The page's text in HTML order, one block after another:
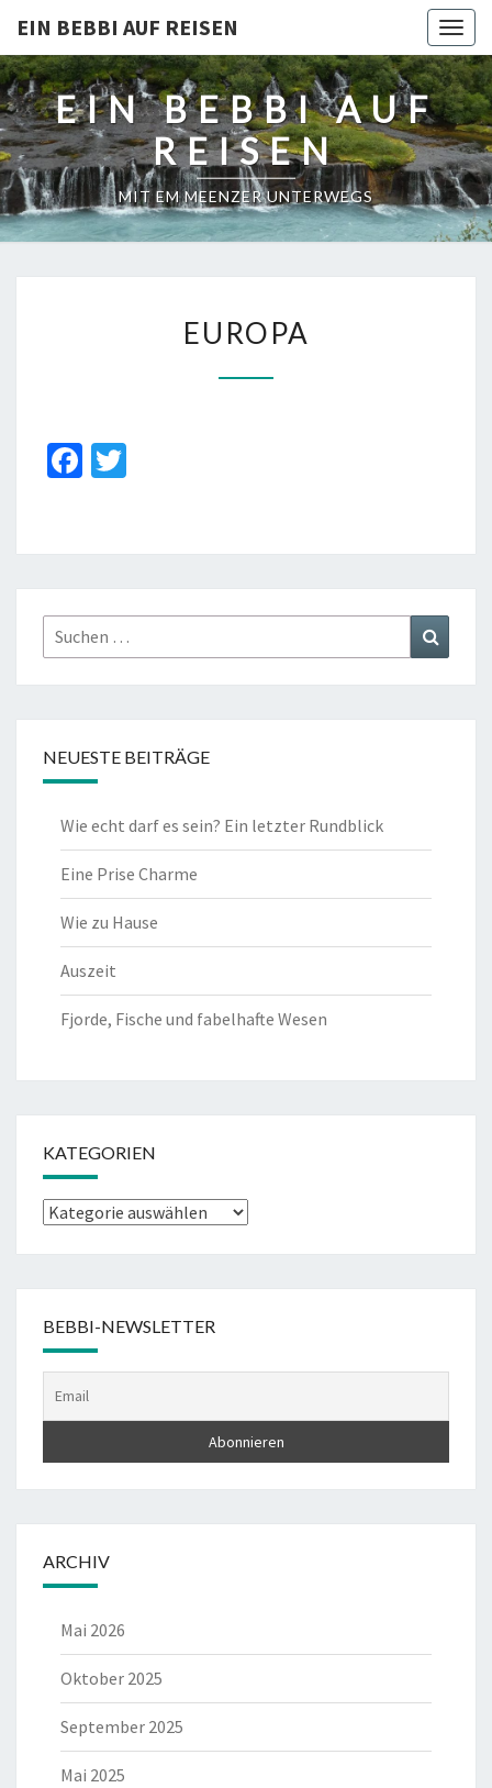
EIN BEBBI AUF REISEN
EIN BEBBI AUF
REISEN
MIT EM MEENZER UNTERWEGS
EUROPA
Fa
o
o
k
er
Suchen
nach:
NEUESTE BEITRÄGE
Wie echt darf es sein? Ein letzter Rundblick
Eine Prise Charme
Wie zu Hause
Auszeit
Fjorde, Fische und fabelhafte Wesen
KATEGORIEN
Kategorien
BEBBI-NEWSLETTER
ARCHIV
Mai 2026
Oktober 2025
September 2025
Mai 2025